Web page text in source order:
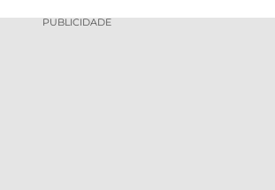
PUBLICIDADE